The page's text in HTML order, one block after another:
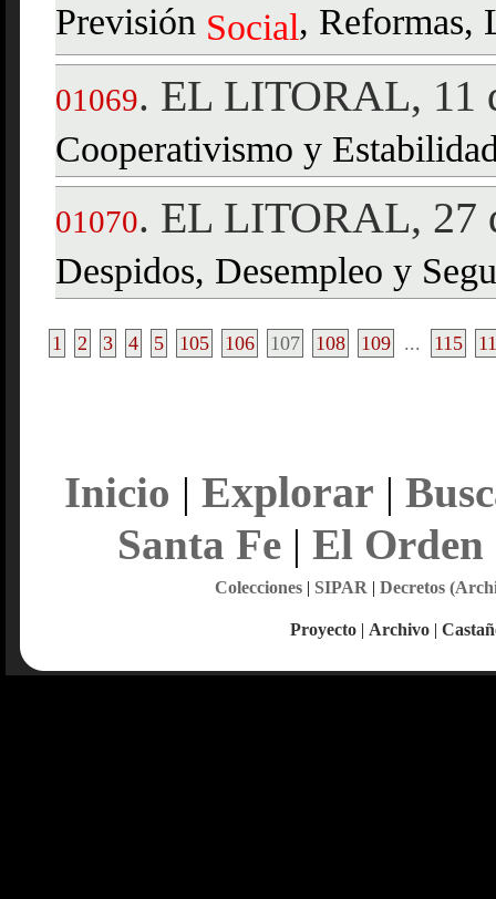
Previsión Social, Reformas,
01069. EL LITORAL, 11
Cooperativismo y
01070. EL LITORAL, 27
Despidos, Desempleo y
1 2 3 4 5 105 106 107 108 109 ... 115
Inicio | Explorar |
Santa Fe| El Orden
Colecciones| SIPAR | Decretos
Proyecto | Archivo |